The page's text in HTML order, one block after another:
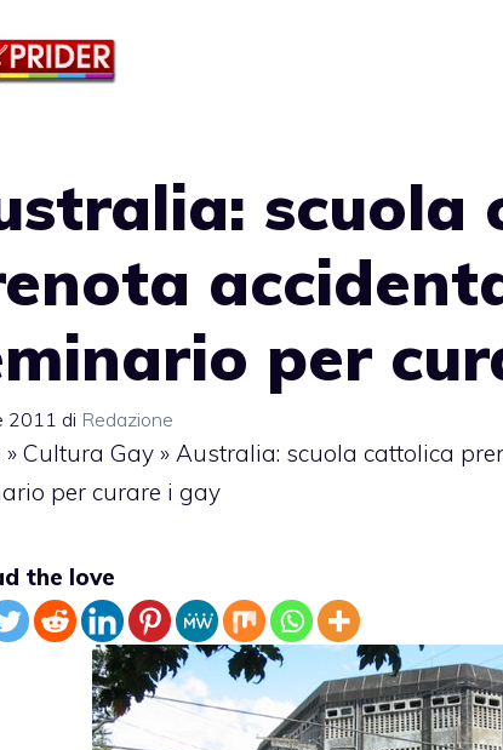
scuola
per
2011 di Redazione
» Cultura Gay » Australia: scuola cattolica
per curare i gay
the love